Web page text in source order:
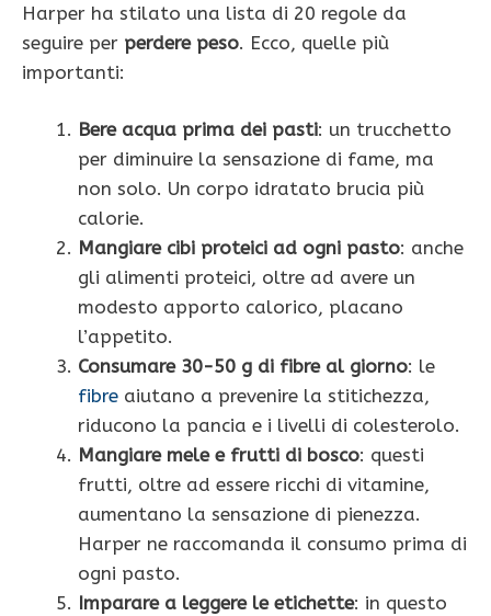
Harper ha stilato una lista di 20 regole da
seguire per perdere peso. Ecco, quelle più
importanti:
Bere acqua prima dei pasti: un trucchetto
per diminuire la sensazione di fame, ma
non solo. Un corpo idratato brucia più
calorie.
Mangiare cibi proteici ad ogni pasto: anche
gli alimenti proteici, oltre ad avere un
modesto apporto calorico, placano
l’appetito.
Consumare 30-50 g di fibre al giorno: le
fibre aiutano a prevenire la stitichezza,
riducono la pancia e i livelli di colesterolo.
Mangiare mele e frutti di bosco: questi
frutti, oltre ad essere ricchi di vitamine,
aumentano la sensazione di pienezza.
Harper ne raccomanda il consumo prima di
ogni pasto.
Imparare a leggere le etichette: in questo